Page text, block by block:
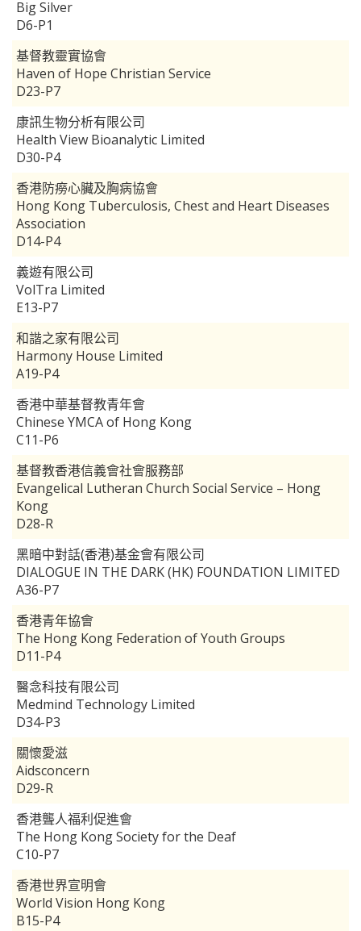
Big Silver
D6-P1
基督教靈實協會
Haven of Hope Christian Service
D23-P7
康訊生物分析有限公司
Health View Bioanalytic Limited
D30-P4
香港防癆心臟及胸病協會
Hong Kong Tuberculosis, Chest and Heart Diseases
Association
D14-P4
義遊有限公司
VolTra Limited
E13-P7
和諧之家有限公司
Harmony House Limited
A19-P4
香港中華基督教青年會
Chinese YMCA of Hong Kong
C11-P6
基督教香港信義會社會服務部
Evangelical Lutheran Church Social Service – Hong
Kong
D28-R
黑暗中對話(香港)基金會有限公司
DIALOGUE IN THE DARK (HK) FOUNDATION LIMITED
A36-P7
香港青年協會
The Hong Kong Federation of Youth Groups
D11-P4
醫念科技有限公司
Medmind Technology Limited
D34-P3
關懷愛滋
Aidsconcern
D29-R
香港聾人福利促進會
The Hong Kong Society for the Deaf
C10-P7
香港世界宣明會
World Vision Hong Kong
B15-P4